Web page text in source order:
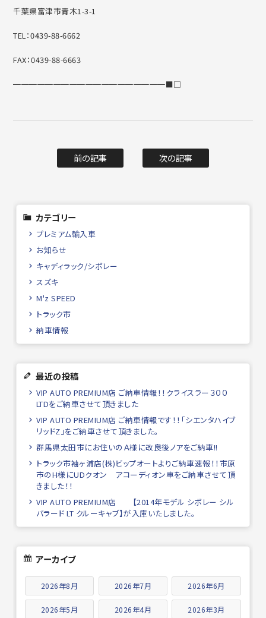
千葉県富津市青木1-3-1
TEL：0439-88-6662
FAX：0439-88-6663
━━━━━━━━━━━━━━━━━━━■□
前の記事 次の記事
カテゴリー
プレミアム輸入車
お知らせ
キャディラック/シボレー
スズキ
M'z SPEED
トラック市
納車情報
最近の投稿
VIP AUTO PREMIUM店 ご納車情報！！クライスラー３００
LTDをご納車させて頂きました
VIP AUTO PREMIUM店 ご納車情報です！！「シエンタハイブ
リッドZ」をご納車させて頂きました。
群馬県太田市にお住いのＡ様に改良後ノアをご納車!!
トラック市袖ヶ浦店(株)ビップオートよりご納車速報！！市原
市のH様にUDクオン アコーディオン車をご納車させて頂
きました！！
VIP AUTO PREMIUM店 【2014年モデル シボレー シル
バラード LT クルーキャブ】が入庫いたしました。
アーカイブ
2026年8月 2026年7月 2026年6月
2026年5月 2026年4月 2026年3月